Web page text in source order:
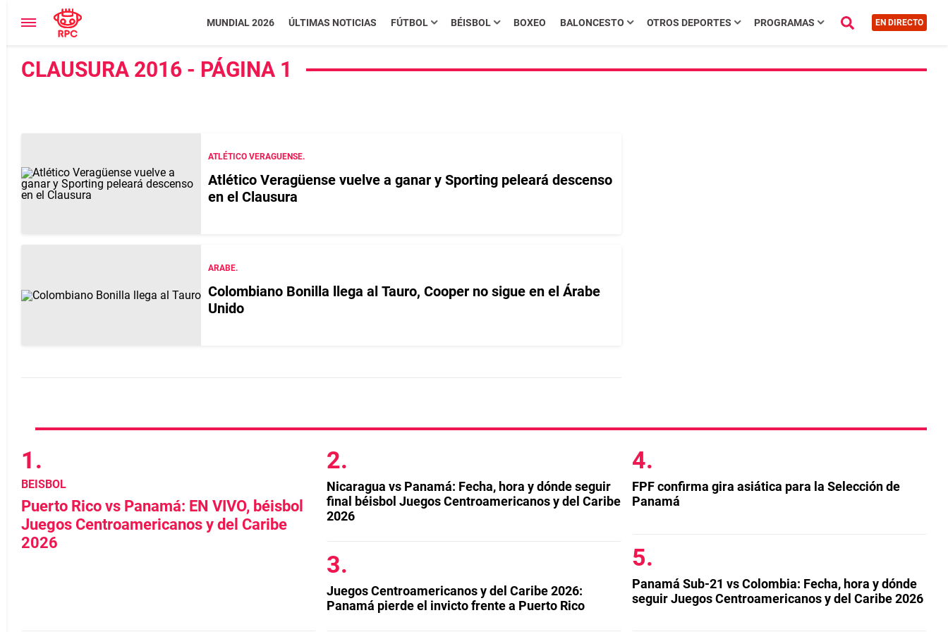
MUNDIAL 2026 ÚLTIMAS NOTICIAS FÚTBOL BÉISBOL BOXEO BALONCESTO OTROS DEPORTES PROGRAMAS EN DIRECTO
CLAUSURA 2016 - PÁGINA 1
ATLÉTICO VERAGUENSE.
Atlético Veragüense vuelve a ganar y Sporting peleará descenso
en el Clausura
ARABE.
Colombiano Bonilla llega al Tauro, Cooper no sigue en el Árabe
Unido
BEISBOL
Puerto Rico vs Panamá: EN VIVO, béisbol
Juegos Centroamericanos y del Caribe
2026
Nicaragua vs Panamá: Fecha, hora y dónde seguir
final béisbol Juegos Centroamericanos y del Caribe
2026
Juegos Centroamericanos y del Caribe 2026:
Panamá pierde el invicto frente a Puerto Rico
FPF confirma gira asiática para la Selección de
Panamá
Panamá Sub-21 vs Colombia: Fecha, hora y dónde
seguir Juegos Centroamericanos y del Caribe 2026